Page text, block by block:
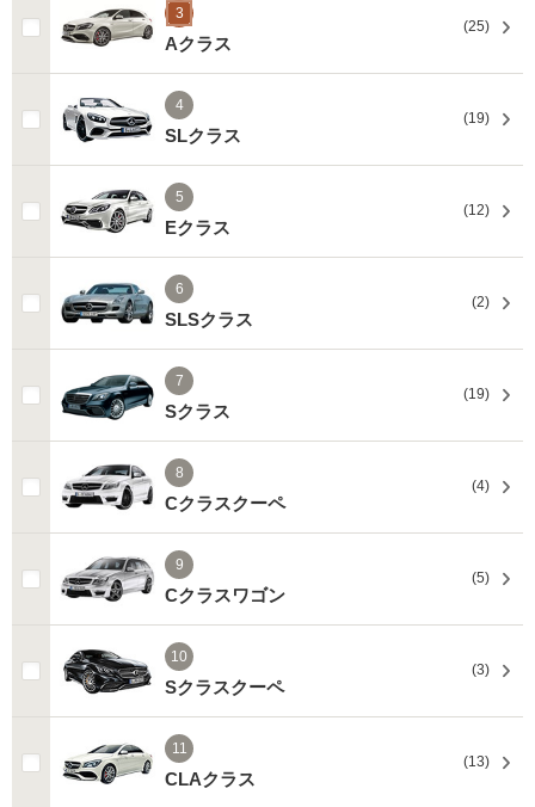
3
Aクラス
(25)
4
SLクラス
(19)
5
Eクラス
(12)
6
SLSクラス
(2)
7
Sクラス
(19)
8
Cクラスクーペ
(4)
9
Cクラスワゴン
(5)
10
Sクラスクーペ
(3)
11
CLAクラス
(13)